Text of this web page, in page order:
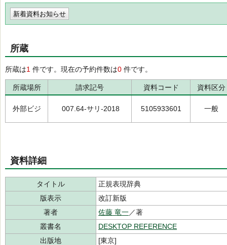
新着資料お知らせ
所蔵
所蔵は1 件です。現在の予約件数は0 件です。
所蔵場所 請求記号 資料コード 資料区分
外部ビジ 007.64-サリ-2018 5105933601 一般
資料詳細
タイトル
正規表現辞典
版表示
改訂新版
著者
佐藤 竜一／著
叢書名
DESKTOP REFERENCE
出版地
[東京]